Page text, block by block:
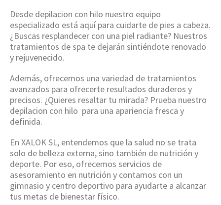
Desde depilacion con hilo nuestro equipo
especializado está aquí para cuidarte de pies a cabeza.
¿Buscas resplandecer con una piel radiante? Nuestros
tratamientos de spa te dejarán sintiéndote renovado
y rejuvenecido.
Además, ofrecemos una variedad de tratamientos
avanzados para ofrecerte resultados duraderos y
precisos. ¿Quieres resaltar tu mirada? Prueba nuestro
depilacion con hilo para una apariencia fresca y
definida.
En XALOK SL, entendemos que la salud no se trata
solo de belleza externa, sino también de nutrición y
deporte. Por eso, ofrecemos servicios de
asesoramiento en nutrición y contamos con un
gimnasio y centro deportivo para ayudarte a alcanzar
tus metas de bienestar físico.